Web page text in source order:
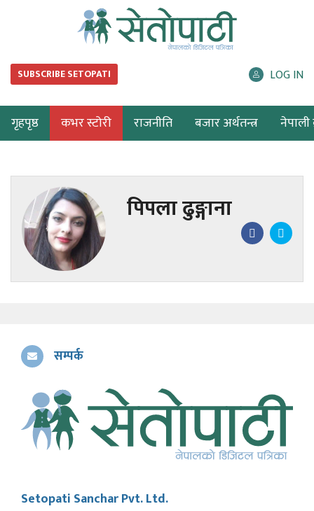
SUBSCRIBE SETOPATI LOG IN
गृहपृष्ठ कभर स्टोरी राजनीति बजार अर्थतन्त्र नेपाली
पिपला ढुङ्गाना
सम्पर्क
Setopati Sanchar Pvt. Ltd.